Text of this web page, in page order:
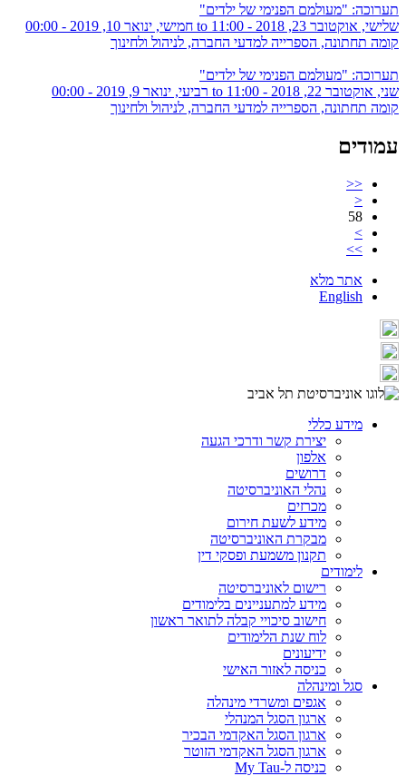
תערוכה: "מעולמם הפנימי של ילדים"
שלישי, אוקטובר 23, 2018 - 11:00
חמישי, ינואר 10, 2019 - 00:00
קומה תחתונה, הספרייה למדעי החברה, לניהול ולחינוך
תערוכה: "מעולמם הפנימי של ילדים"
שני, אוקטובר 22, 2018 - 11:00
רביעי, ינואר 9, 2019 - 00:00
קומה תחתונה, הספרייה למדעי החברה, לניהול ולחינוך
עמודים
<<
<
58
>
>>
אתר מלא
English
מידע כללי
יצירת קשר ודרכי הגעה
אלפון
דרושים
נהלי האוניברסיטה
מכרזים
מידע לשעת חירום
מבקרת האוניברסיטה
תקנון משמעת ופסקי דין
לימודים
רישום לאוניברסיטה
מידע למתעניינים בלימודים
חישוב סיכויי קבלה לתואר ראשון
לוח שנת הלימודים
ידיעונים
כניסה לאזור האישי
סגל ומינהלה
אגפים ומשרדי מינהלה
ארגון הסגל המנהלי
ארגון הסגל האקדמי הבכיר
ארגון הסגל האקדמי הזוטר
כניסה ל-My Tau